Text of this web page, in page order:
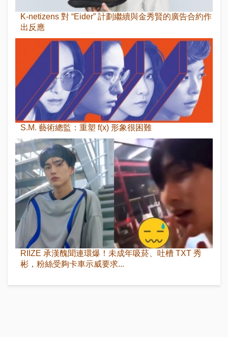
K-netizens 對 “Eider” 計劃繼續與金秀賢的廣告合約作
出反應
S.M. 藝術總監：重塑 f(x) 形象很困難
RIIZE 承漢醜聞連環爆！未成年吸菸、吐槽 TXT 秀
彬，粉絲受夠卡車示威要求...